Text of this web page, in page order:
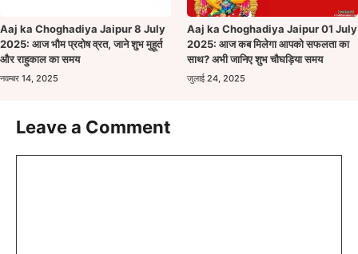
Aaj ka Choghadiya Jaipur 8 July
2025: आज भौम प्रदोष व्रत, जाने शुभ मुहूर्त
और राहुकाल का समय
नवम्बर 14, 2025
Aaj ka Choghadiya Jaipur 01 July
2025: आज कब मिलेगा आपको सफलता का
साथ? अभी जानिए शुभ चौघड़िया समय
जुलाई 24, 2025
Leave a Comment